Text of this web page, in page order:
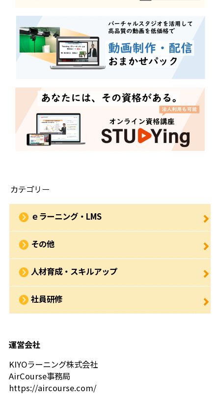
カテゴリー
ｅラーニング・LMS
その他
人材育成・スキルアップ
社員研修
運営会社
KIYOラーニング株式会社
AirCourse事務局
https://aircourse.com/